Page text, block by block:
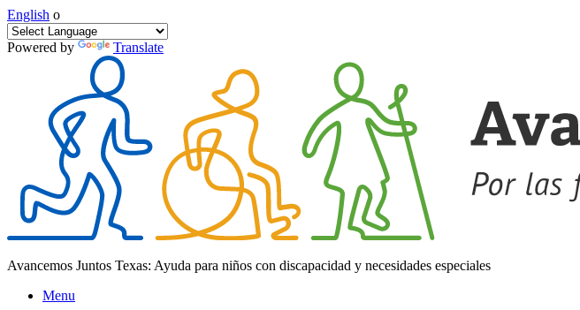
English o
Powered by Translate
Avancemos Juntos Texas: Ayuda para niños con discapacidad y necesidades especiales
Menu